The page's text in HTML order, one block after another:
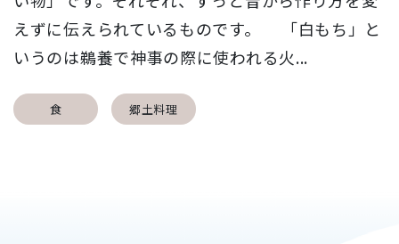
えずに伝えられているものです。 「白もち」と
いうのは鵜養で神事の際に使われる火...
食 郷土料理